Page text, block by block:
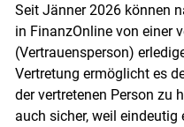
Seit Jänner 2026 können
in FinanzOnline von einer
(Vertrauensperson)
Vertretung ermöglicht es
der vertretenen Person zu
auch sicher, weil